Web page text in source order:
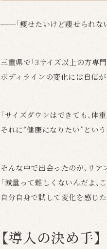
──「痩せたいけど痩せられな
三重県で「3サイズ以上の方専
ボディラインの変化には自信が
「サイズダウンはできても、体
それに“健康になりたい”とい
そんな中で出会ったのが、リア
「減量って難しくないんだよ
自分自身で試して変化を感じ
【導入の決め手】